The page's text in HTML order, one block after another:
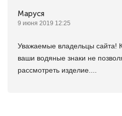
Маруся
9 июня 2019 12:25
Уважаемые владельцы сайта!
ваши водяные знаки не
рассмотреть изделие....